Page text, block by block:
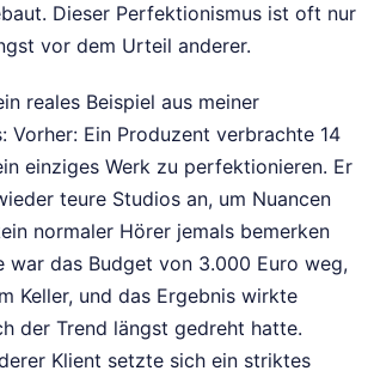
Dieser Perfektionismus ist oft nur
vor dem Urteil anderer.
reales Beispiel aus meiner
Vorher: Ein Produzent verbrachte 14
einziges Werk zu perfektionieren. Er
teure Studios an, um Nuancen
normaler Hörer jemals bemerken
war das Budget von 3.000 Euro weg,
Keller, und das Ergebnis wirkte
der Trend längst gedreht hatte.
Klient setzte sich ein striktes